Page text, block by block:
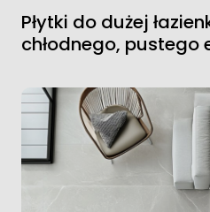
Płytki do dużej
chłodnego, pustego